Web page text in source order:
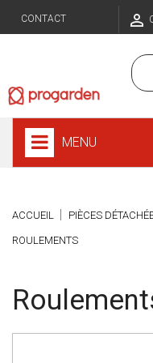
CONTACT 
MENU
ACCUEIL PIÈCES
ROULEMENTS